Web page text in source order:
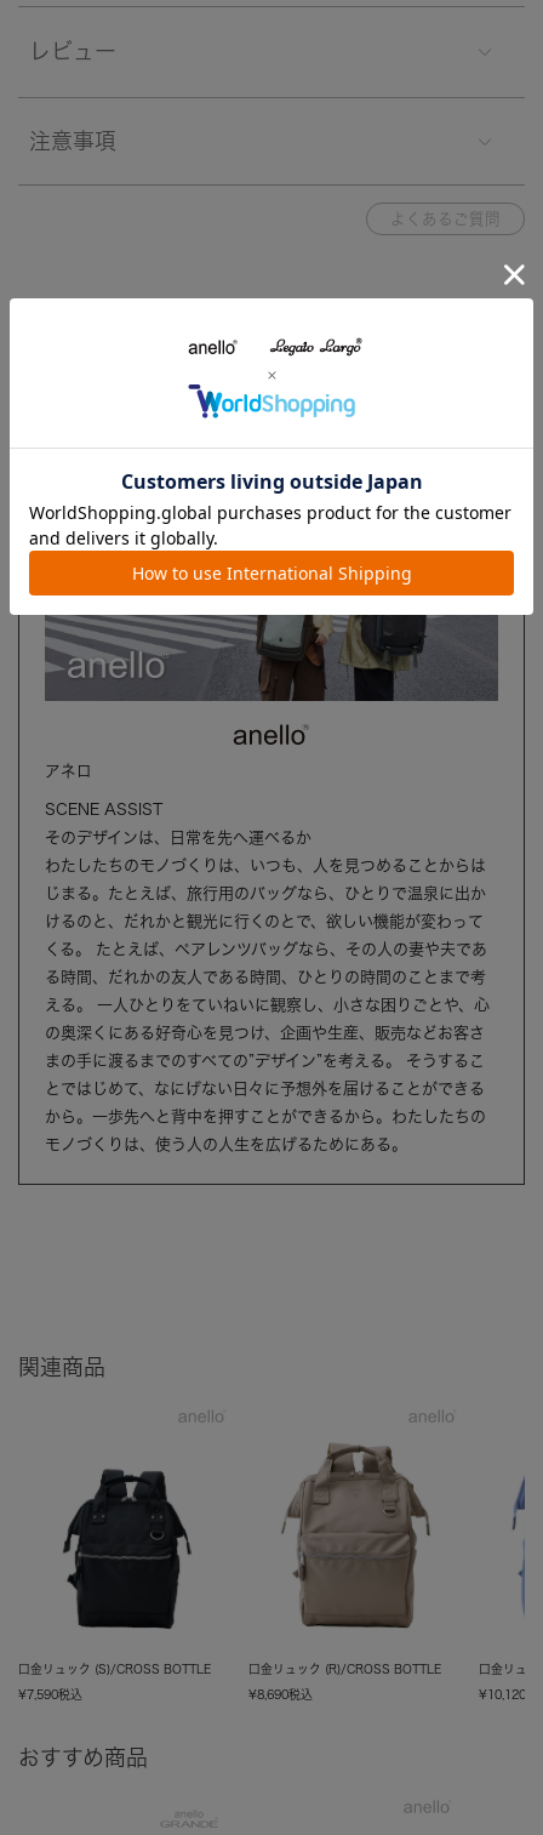
レビュー
注意事項
よくあるご質問
アネロ
SCENE ASSIST
そのデザインは、日常を先へ運べるか
わたしたちのモノづくりは、いつも、人を見つめることからは
じまる。たとえば、旅行用のバッグなら、ひとりで温泉に出か
けるのと、だれかと観光に行くのとで、欲しい機能が変わって
くる。 たとえば、ペアレンツバッグなら、その人の妻や夫であ
る時間、だれかの友人である時間、ひとりの時間のことまで考
える。 一人ひとりをていねいに観察し、小さな困りごとや、心
の奥深くにある好奇心を見つけ、企画や生産、販売などお客さ
まの手に渡るまでのすべての”デザイン”を考える。 そうするこ
とではじめて、なにげない日々に予想外を届けることができる
から。一歩先へと背中を押すことができるから。わたしたちの
モノづくりは、使う人の人生を広げるためにある。
関連商品
口金リュック (S)/CROSS BOTTLE
¥7,590税込
口金リュック (R)/CROSS BOTTLE
¥8,690税込
口金リュ
¥10,120
おすすめ商品